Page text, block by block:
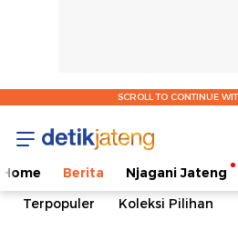
SCROLL TO CONTINUE
Home Berita Njagani Jateng
Terpopuler
Koleksi Pilihan